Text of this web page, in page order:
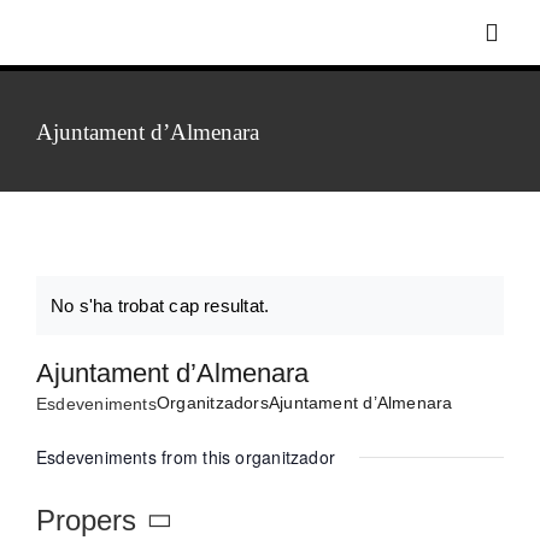
content
Inici
Foto-vídeo
Agenda
Notícies
Ajuntament d’Almenara
Notice
No s'ha trobat cap resultat.
Ajuntament d’Almenara
EsdevenimentsOrganitzadorsAjuntament d’Almenara
Esdeveniments from this organitzador
Propers